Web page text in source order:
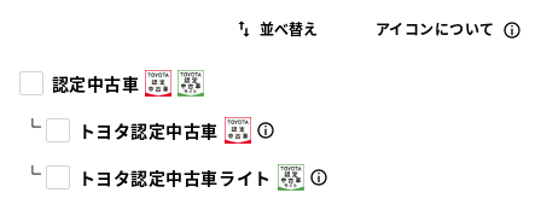
アイコンについて
認定中古車
トヨタ認定中古車
トヨタ認定中古車ライト